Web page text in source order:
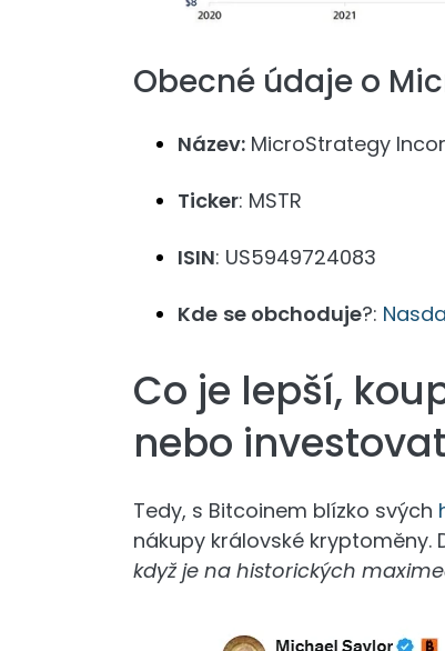
Obecné údaje o
Název: MicroStrategy
Ticker: MSTR
ISIN: US5949724083
Kde se obchoduje?:
Co je lepší,
nebo
Tedy, s Bitcoinem blízko svých
nákupy královské kryptoměny.
když je na historických